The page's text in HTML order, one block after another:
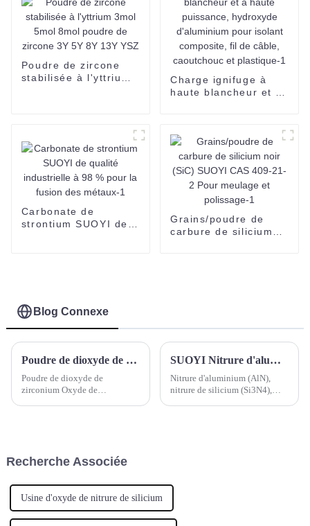
Poudre de zircone
stabilisée à l'yttrium
Charge ignifuge à
haute blancheur et à
isolant composite, fil
de câble, caoutchouc
et plastique-1
Carbonate de
strontium SUOYI de
Grains/poudre de
carbure de silicium
Blog Connexe
Poudre de dioxyde de zirconium Oxyde de zirconium(IV) Oxyde de zirconium calciné Dioxyde de zirconium Poudre blanche d'oxyde de zirconium
Poudre de dioxyde de
zirconium Oxyde de
Formule moléculaire : ZrO2
SUOYI Nitrure d'aluminium (AlN), nitrure de silicium (Si3N4), nitrure de bore (BN), nitrure de titane (TiN) et nitrure de zirconium (ZrN)
Nitrure d'aluminium (AlN),
nitrure de silicium (Si3N4),
Recherche Associée
Usine d'oxyde de nitrure de silicium